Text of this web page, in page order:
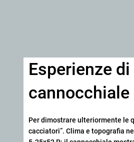
Esperienze
cannocchiale
Per dimostrare ulteriormente le
cacciatori”. Clima e topografia